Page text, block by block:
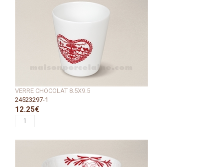
VERRE CHOCOLAT 8.5X9.5
24523297-1
12.25€